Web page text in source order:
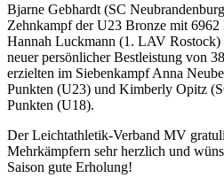
Bjarne Gebhardt (SC
Zehnkampf der U23 Bronze mit 6962
Hannah Luckmann (1. LAV
neuer persönlicher Bestleistung von
erzielten im Siebenkampf Anna
Punkten (U23) und Kimberly Opitz
Punkten (U18).
Der Leichtathletik-Verband MV
Mehrkämpfern sehr herzlich und
Saison gute Erholung!